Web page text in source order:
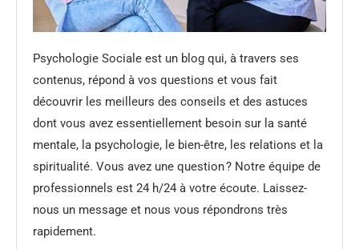
Psychologie Sociale est un blog qui, à travers ses
contenus, répond à vos questions et vous fait
découvrir les meilleurs des conseils et des astuces
dont vous avez essentiellement besoin sur la santé
mentale, la psychologie, le bien-être, les relations et la
spiritualité. Vous avez une question ? Notre équipe de
professionnels est 24 h/24 à votre écoute. Laissez-
nous un message et nous vous répondrons très
rapidement.